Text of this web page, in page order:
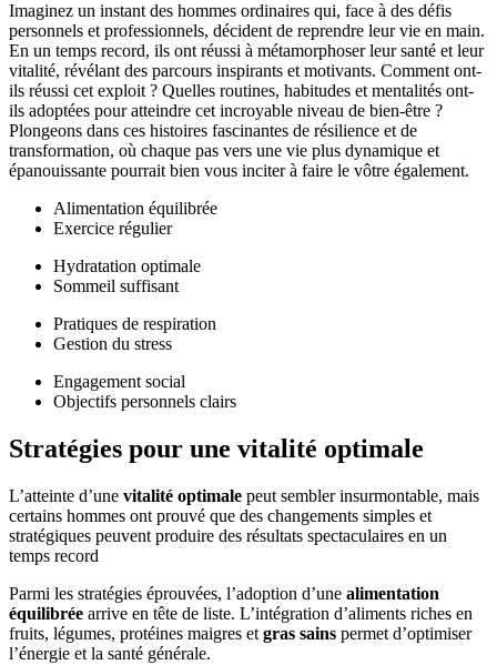
Imaginez un instant des hommes ordinaires qui, face à des défis
personnels et professionnels, décident de reprendre leur vie en main.
En un temps record, ils ont réussi à métamorphoser leur santé et leur
vitalité, révélant des parcours inspirants et motivants. Comment ont-
ils réussi cet exploit ? Quelles routines, habitudes et mentalités ont-
ils adoptées pour atteindre cet incroyable niveau de bien-être ?
Plongeons dans ces histoires fascinantes de résilience et de
transformation, où chaque pas vers une vie plus dynamique et
épanouissante pourrait bien vous inciter à faire le vôtre également.
Alimentation équilibrée
Exercice régulier
Hydratation optimale
Sommeil suffisant
Pratiques de respiration
Gestion du stress
Engagement social
Objectifs personnels clairs
Stratégies pour une vitalité optimale
L’atteinte d’une vitalité optimale peut sembler insurmontable, mais
certains hommes ont prouvé que des changements simples et
stratégiques peuvent produire des résultats spectaculaires en un
temps record
Parmi les stratégies éprouvées, l’adoption d’une alimentation
équilibrée arrive en tête de liste. L’intégration d’aliments riches en
fruits, légumes, protéines maigres et gras sains permet d’optimiser
l’énergie et la santé générale.